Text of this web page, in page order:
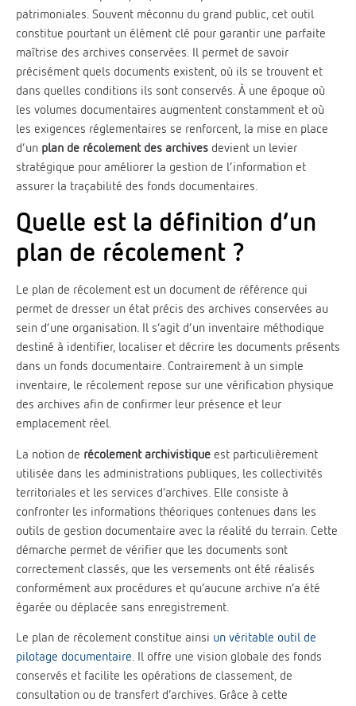
patrimoniales. Souvent méconnu du grand public, cet outil
constitue pourtant un élément clé pour garantir une parfaite
maîtrise des archives conservées. Il permet de savoir
précisément quels documents existent, où ils se trouvent et
dans quelles conditions ils sont conservés. À une époque où
les volumes documentaires augmentent constamment et où
les exigences réglementaires se renforcent, la mise en place
d’un plan de récolement des archives devient un levier
stratégique pour améliorer la gestion de l’information et
assurer la traçabilité des fonds documentaires.
Quelle est la définition d’un
plan de récolement ?
Le plan de récolement est un document de référence qui
permet de dresser un état précis des archives conservées au
sein d’une organisation. Il s’agit d’un inventaire méthodique
destiné à identifier, localiser et décrire les documents présents
dans un fonds documentaire. Contrairement à un simple
inventaire, le récolement repose sur une vérification physique
des archives afin de confirmer leur présence et leur
emplacement réel.
La notion de récolement archivistique est particulièrement
utilisée dans les administrations publiques, les collectivités
territoriales et les services d’archives. Elle consiste à
confronter les informations théoriques contenues dans les
outils de gestion documentaire avec la réalité du terrain. Cette
démarche permet de vérifier que les documents sont
correctement classés, que les versements ont été réalisés
conformément aux procédures et qu’aucune archive n’a été
égarée ou déplacée sans enregistrement.
Le plan de récolement constitue ainsi un véritable outil de
pilotage documentaire. Il offre une vision globale des fonds
conservés et facilite les opérations de classement, de
consultation ou de transfert d’archives. Grâce à cette